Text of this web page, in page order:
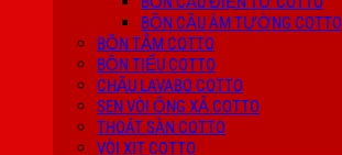
BỒN CẦU ÂM TƯỜNG COTTO
BỒN TẮM COTTO
BỒN TIỂU COTTO
CHẬU LAVABO COTTO
SEN VÒI ỐNG XẢ COTTO
THOÁT SÀN COTTO
VÒI XỊT COTTO